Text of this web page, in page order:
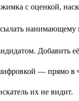
с оценкой,
нанимающему
Добавить
их не видит.